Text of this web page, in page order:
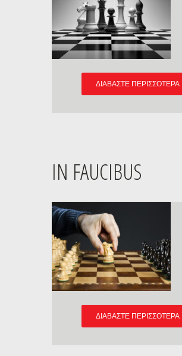
ΔΙΑΒΆΣΤΕ ΠΕΡΙΣΣΌΤΕΡΑ
IN FAUCIBUS
ΔΙΑΒΆΣΤΕ ΠΕΡΙΣΣΌΤΕΡΑ